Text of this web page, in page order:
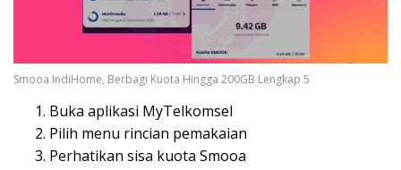
Smooa IndiHome, Berbagi Kuota Hingga 200GB Lengkap 5
Buka aplikasi MyTelkomsel
Pilih menu rincian pemakaian
Perhatikan sisa kuota Smooa